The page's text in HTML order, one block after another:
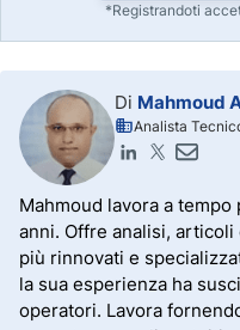
*Registrandoti
Di Mahmoud
Analista
Mahmoud lavora a
anni. Offre analisi,
più rinnovati e
la sua esperienza ha
operatori. Lavora